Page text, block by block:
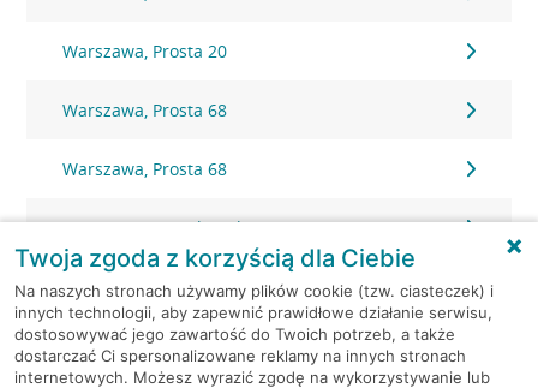
Warszawa, Prosta 20
Warszawa, Prosta 68
Warszawa, Prosta 68
Warszawa, Pruszkowska 4D
Warszawa, Przekorna 37A
Warszawa, Przy Agorze 28
Twoja zgoda z korzyścią dla Ciebie
Na naszych stronach używamy plików cookie (tzw. ciasteczek) i
innych technologii, aby zapewnić prawidłowe działanie serwisu,
dostosowywać jego zawartość do Twoich potrzeb, a także
dostarczać Ci spersonalizowane reklamy na innych stronach
internetowych. Możesz wyrazić zgodę na wykorzystywanie lub